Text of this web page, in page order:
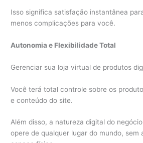
Isso significa satisfação instantânea
menos complicações para você.
Autonomia e Flexibilidade Total
Gerenciar sua loja virtual de produtos
Você terá total controle sobre os
e conteúdo do site.
Além disso, a natureza digital do
opere de qualquer lugar do mundo, sem